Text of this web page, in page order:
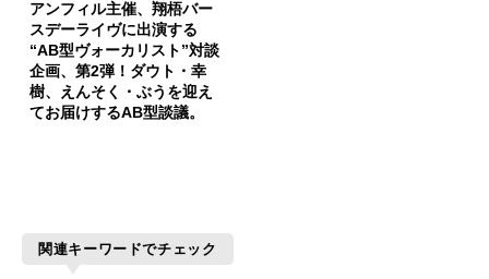
アンフィル主催、翔梧バー
スデーライヴに出演する
“AB型ヴォーカリスト”対談
企画、第2弾！ダウト・幸
樹、えんそく・ぶうを迎え
てお届けするAB型談議。
関連キーワードでチェック